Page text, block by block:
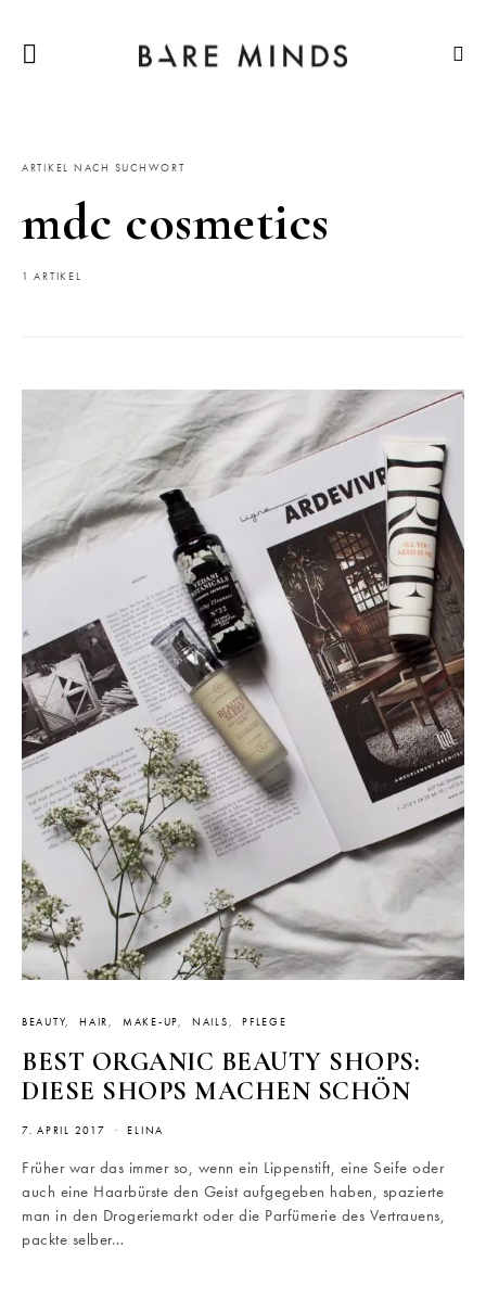
ARTIKEL NACH SUCHWORT
mdc cosmetics
1 ARTIKEL
BEAUTY HAIR MAKE-UP NAILS PFLEGE
BEST ORGANIC BEAUTY SHOPS:
DIESE SHOPS MACHEN SCHÖN
7. APRIL 2017 ELINA
Früher war das immer so, wenn ein Lippenstift, eine Seife oder
auch eine Haarbürste den Geist aufgegeben haben, spazierte
man in den Drogeriemarkt oder die Parfümerie des Vertrauens,
packte selber…